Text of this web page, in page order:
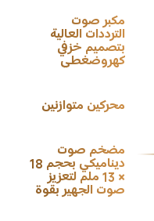
مكبر صوت
الترددات العالية
بتصميم خزفي
كهروضغطي
محركين متوازنين
مضخم صوت
ديناميكي بحجم 18
× 13 ملم لتعزيز
صوت الجهير بقوة